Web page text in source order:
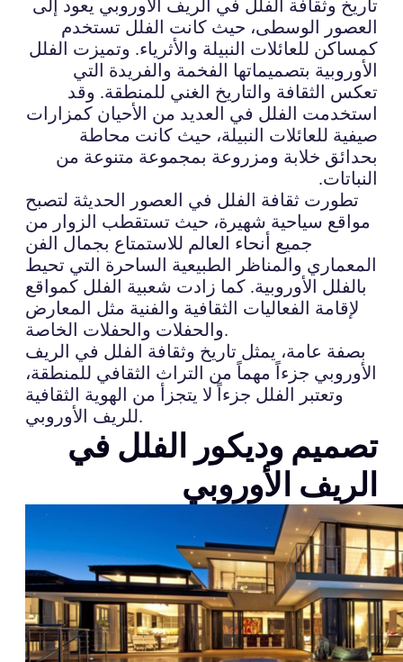
تاريخ وثقافة الفلل في الريف الأوروبي يعود إلى
العصور الوسطى، حيث كانت الفلل تستخدم
كمساكن للعائلات النبيلة والأثرياء. وتميزت الفلل
الأوروبية بتصميماتها الفخمة والفريدة التي
تعكس الثقافة والتاريخ الغني للمنطقة. وقد
استخدمت الفلل في العديد من الأحيان كمزارات
صيفية للعائلات النبيلة، حيث كانت محاطة
بحدائق خلابة ومزروعة بمجموعة متنوعة من
النباتات.
تطورت ثقافة الفلل في العصور الحديثة لتصبح
مواقع سياحية شهيرة، حيث تستقطب الزوار من
جميع أنحاء العالم للاستمتاع بجمال الفن
المعماري والمناظر الطبيعية الساحرة التي تحيط
بالفلل الأوروبية. كما زادت شعبية الفلل كمواقع
لإقامة الفعاليات الثقافية والفنية مثل المعارض
والحفلات والحفلات الخاصة.
بصفة عامة، يمثل تاريخ وثقافة الفلل في الريف
الأوروبي جزءاً مهماً من التراث الثقافي للمنطقة،
وتعتبر الفلل جزءاً لا يتجزأ من الهوية الثقافية
للريف الأوروبي.
تصميم وديكور الفلل في
الريف الأوروبي